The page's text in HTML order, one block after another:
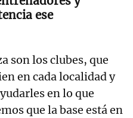
ese
son los clubes, que
en cada localidad y
en lo que
que la base está en